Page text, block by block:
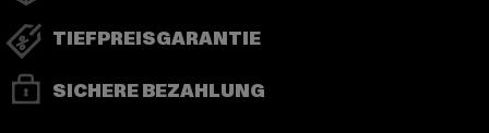
TIEFPREISGARANTIE
SICHERE BEZAHLUNG